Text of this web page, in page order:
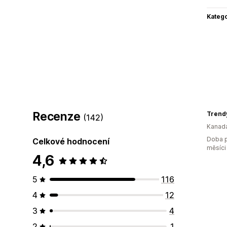
Recenze (142)
Celkové hodnocení
4,6
5
116
4
12
3
4
Doba
měsíci